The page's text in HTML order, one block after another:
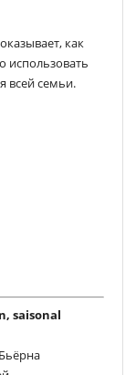
как
использовать
всей семьи.
saisonal